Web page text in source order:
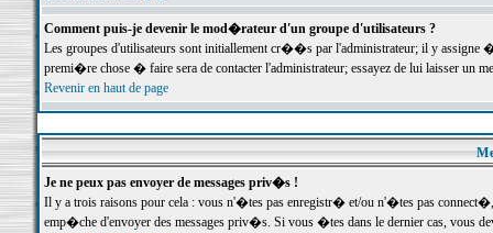
Comment puis-je devenir le mod�rateur d'un groupe d'utilisateurs ?
Les groupes d'utilisateurs sont initiallement cr��s par l'administrateur; il y
premi�re chose � faire sera de contacter l'administrateur; essayez de lui laisser un
Revenir en haut de page
Je ne peux pas envoyer de messages priv�s !
Il y a trois raisons pour cela : vous n'�tes pas enregistr� et/ou n'�tes pas
emp�che d'envoyer des messages priv�s. Si vous �tes dans le dernier cas, vous